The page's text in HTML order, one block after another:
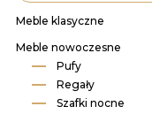
Meble klasyczne
Meble nowoczesne
Pufy
Regały
Szafki nocne